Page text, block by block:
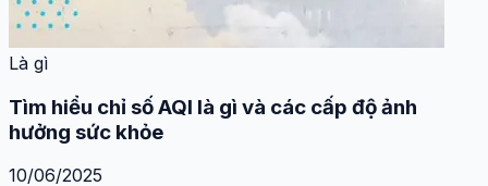
Là gì
Tìm hiểu chỉ số AQI là gì và các cấp độ ảnh
hưởng sức khỏe
10/06/2025